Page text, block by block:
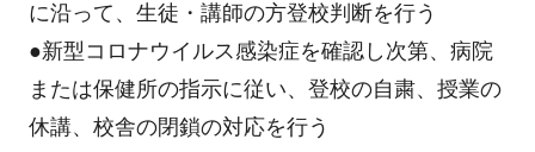
に沿って、生徒・講師の方登校判断を行う
●新型コロナウイルス感染症を確認し次第、病院
または保健所の指示に従い、登校の自粛、授業の
休講、校舎の閉鎖の対応を行う